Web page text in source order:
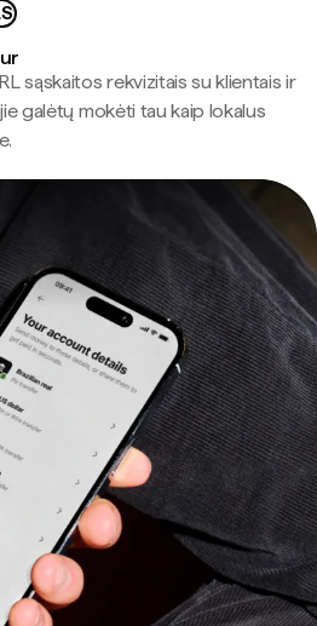
sąskaitos rekvizitais su klientais ir
galėtų mokėti tau kaip lokalus